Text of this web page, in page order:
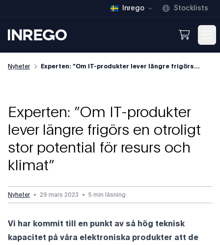
Inrego Stocklists
Inrego
Open
Nyheter Experten: ”Om IT-produkter lever längre frigörs...
Experten: ”Om IT-produkter
lever längre frigörs en otroligt
stor potential för resurs och
klimat”
Nyheter • 29 mars 2023 • 5 min läsning
Vi har kommit till en punkt av så hög teknisk
kapacitet på våra elektroniska produkter att de